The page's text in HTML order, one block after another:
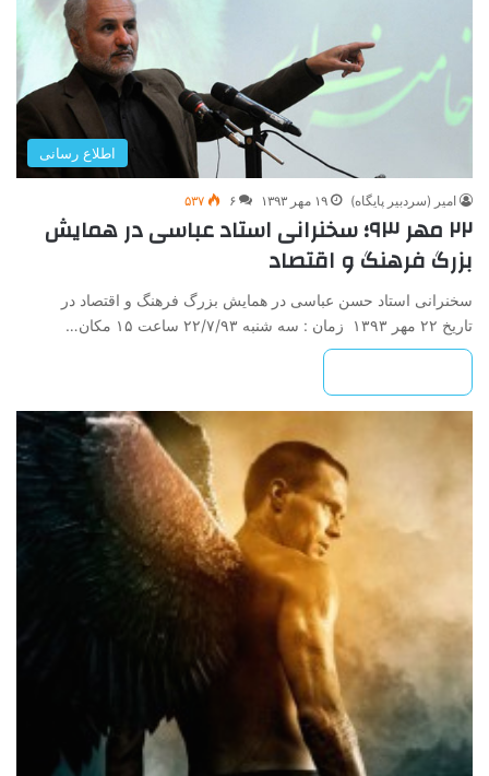
اطلاع رسانی
امیر (سردبیر پایگاه) ۱۹ مهر ۱۳۹۳ ۶ ۵۳۷
۲۲ مهر ۹۳؛ سخنرانی استاد عباسی در همایش
بزرگ فرهنگ و اقتصاد
سخنرانی استاد حسن عباسی در همایش بزرگ فرهنگ و اقتصاد در
تاریخ ۲۲ مهر ۱۳۹۳ زمان : سه شنبه ۲۲/۷/۹۳ ساعت ۱۵ مکان…